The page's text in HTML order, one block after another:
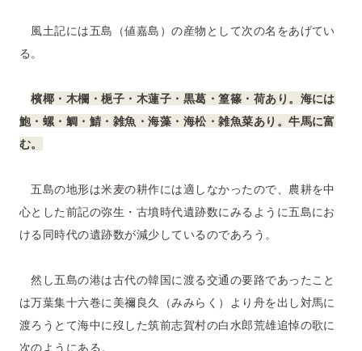
風土記には五島（値嘉島）の産物として次の名をあげてい
る。
檳椰・木欄・梔子・木蓮子・黒葛・篁篠・荷あり。海には
鮑・螺・鯛・鯖・雑魚・海藻・海松・雑魚菜あり。牛馬に富
む。
五島の地形は米麦の耕作には適しなかったので、農耕を中
心とした前記の弥生・古墳時代遺跡数にみるように五島にお
ける同時代の遺跡数が減少しているのであろう。
然し五島の港は古代の韓国に渡る交通の要路であったこと
は万葉集十六巻に美禰良久（みみらく）より舟を出し対馬に
渡ろうとて海中に歿した筑前志賀村の白水郎荒雄追悼の歌に
次のようにある。